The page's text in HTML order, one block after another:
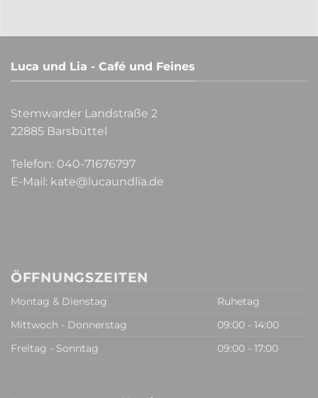
Luca und Lia - Café und Feines
Stemwarder Landstraße 2
22885 Barsbüttel
Telefon: 040-71676797
E-Mail: kate@lucaundlia.de
ÖFFNUNGSZEITEN
Montag & Dienstag
Ruhetag
Mittwoch - Donnerstag
09:00 - 14:00
Freitag - Sonntag
09:00 - 17:00